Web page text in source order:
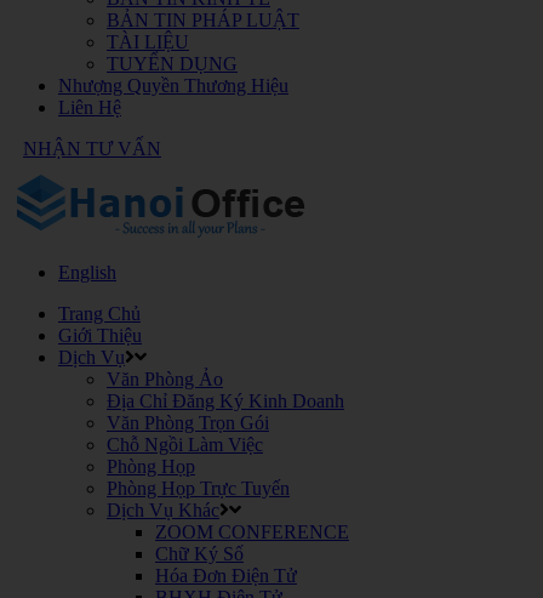
BẢN TIN PHÁP LUẬT
TÀI LIỆU
TUYỂN DỤNG
Nhượng Quyền Thương Hiệu
Liên Hệ
NHẬN TƯ VẤN
English
Trang Chủ
Giới Thiệu
Dịch Vụ
Văn Phòng Ảo
Địa Chỉ Đăng Ký Kinh Doanh
Văn Phòng Trọn Gói
Chỗ Ngồi Làm Việc
Phòng Họp
Phòng Họp Trực Tuyến
Dịch Vụ Khác
ZOOM CONFERENCE
Chữ Ký Số
Hóa Đơn Điện Tử